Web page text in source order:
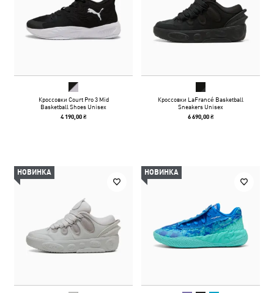
Кроссовки Court Pro 3 Mid
Basketball Shoes Unisex
4 190,00 ₴
Кроссовки LaFrancé Basketball
Sneakers Unisex
6 690,00 ₴
НОВИНКА НОВИНКА